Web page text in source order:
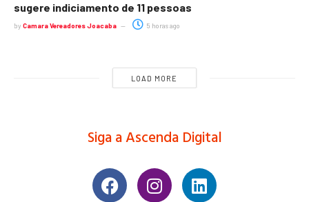
sugere indiciamento de 11 pessoas
by Camara Vereadores Joacaba 5 horas ago
LOAD MORE
Siga a Ascenda Digital